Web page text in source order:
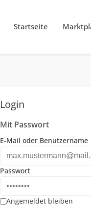
Startseite
Login
Mit Passwort
E-Mail oder Benutzername
Passwort
Angemeldet bleiben